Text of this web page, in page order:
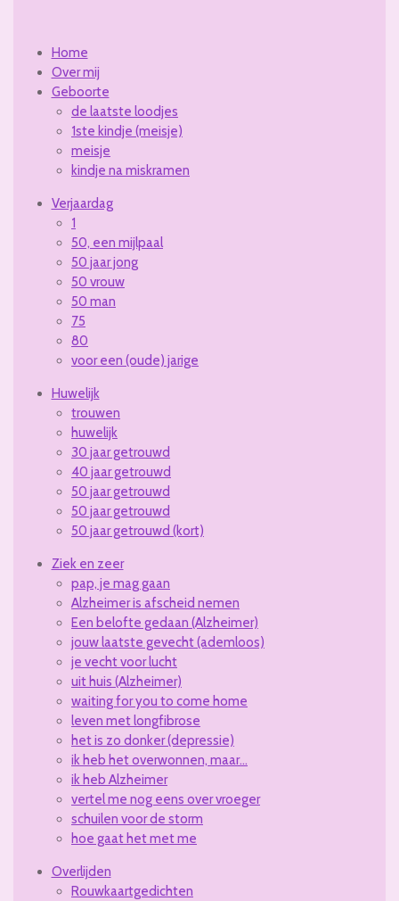
Home
Over mij
Geboorte
de laatste loodjes
1ste kindje (meisje)
meisje
kindje na miskramen
Verjaardag
1
50, een mijlpaal
50 jaar jong
50 vrouw
50 man
75
80
voor een (oude) jarige
Huwelijk
trouwen
huwelijk
30 jaar getrouwd
40 jaar getrouwd
50 jaar getrouwd
50 jaar getrouwd
50 jaar getrouwd (kort)
Ziek en zeer
pap, je mag gaan
Alzheimer is afscheid nemen
Een belofte gedaan (Alzheimer)
jouw laatste gevecht (ademloos)
je vecht voor lucht
uit huis (Alzheimer)
waiting for you to come home
leven met longfibrose
het is zo donker (depressie)
ik heb het overwonnen, maar...
ik heb Alzheimer
vertel me nog eens over vroeger
schuilen voor de storm
hoe gaat het met me
Overlijden
Rouwkaartgedichten